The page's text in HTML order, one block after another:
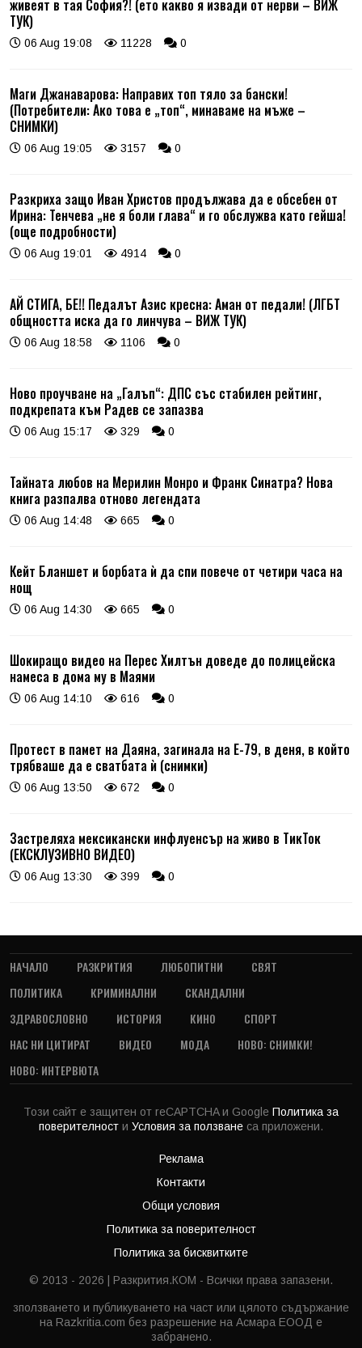
живеят в тая София?! (ето какво я извади от нерви – ВИЖ
ТУК)
06 Aug 19:08 11228 0
Маги Джанаварова: Направих топ тяло за бански!
(Потребители: Ако това е „топ“, минаваме на мъже –
СНИМКИ)
06 Aug 19:05 3157 0
Разкриха защо Иван Христов продължава да е обсебен от
Ирина: Тенчева „не я боли глава“ и го обслужва като гейша!
(още подробности)
06 Aug 19:01 4914 0
АЙ СТИГА, БЕ!! Педалът Азис кресна: Аман от педали! (ЛГБТ
общността иска да го линчува – ВИЖ ТУК)
06 Aug 18:58 1106 0
Ново проучване на „Галъп“: ДПС със стабилен рейтинг,
подкрепата към Радев се запазва
06 Aug 15:17 329 0
Тайната любов на Мерилин Монро и Франк Синатра? Нова
книга разпалва отново легендата
06 Aug 14:48 665 0
Кейт Бланшет и борбата ѝ да спи повече от четири часа на
нощ
06 Aug 14:30 665 0
Шокиращо видео на Перес Хилтън доведе до полицейска
намеса в дома му в Маями
06 Aug 14:10 616 0
Протест в памет на Даяна, загинала на Е-79, в деня, в който
трябваше да е сватбата ѝ (снимки)
06 Aug 13:50 672 0
Застреляха мексикански инфлуенсър на живо в ТикТок
(ЕКСКЛУЗИВНО ВИДЕО)
06 Aug 13:30 399 0
НАЧАЛО РАЗКРИТИЯ ЛЮБОПИТНИ
СВЯТ
ПОЛИТИКА
КРИМИНАЛНИ
СКАНДАЛНИ
ЗДРАВОСЛОВНО
ИСТОРИЯ КИНО
СПОРТ
НАС НИ ЦИТИРАТ
ВИДЕО МОДА
НОВО: СНИМКИ!
НОВО: ИНТЕРВЮТА
Този сайт е защитен от reCAPTCHA и Google Политика за
поверителност и Условия за ползване са приложени.
Реклама
Контакти
Общи условия
Политика за поверителност
Политика за бисквитките
© 2013 - 2026 | Разкрития.КОМ - Всички права запазени.
зползването и публикуването на част или цялото съдържание
на Razkritia.com без разрешение на Асмара ЕООД е
забранено.